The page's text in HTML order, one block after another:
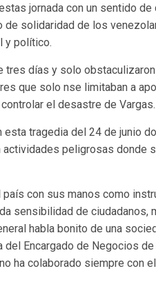
jornada con un sentido
solidaridad de los
y político.
días y solo
que solo nse limitaban a
el desastre de Vargas.
tragedia del 24 de junio
peligrosas donde
con sus manos como
sensibilidad de ciudadanos,
habla bonito de una
Encargado de Negocios
ha colaborado siempre con